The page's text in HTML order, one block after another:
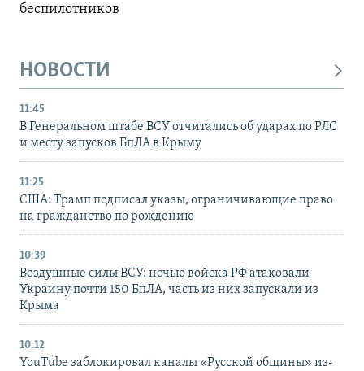
беспилотников
НОВОСТИ
11:45
В Генеральном штабе ВСУ отчитались об ударах по РЛС
и месту запусков БпЛА в Крыму
11:25
США: Трамп подписал указы, ограничивающие право
на гражданство по рождению
10:39
Воздушные силы ВСУ: ночью войска РФ атаковали
Украину почти 150 БпЛА, часть из них запускали из
Крыма
10:12
YouTube заблокировал каналы «Русской общины» из-